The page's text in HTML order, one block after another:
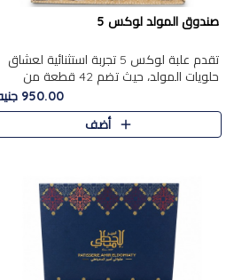
صندوق المولد لوكس 5
تقدم علبة لوكس 5 تجربة استثنائية لعشاق
حلويات المولد، حيث تضم 42 قطعة من
تشكيلة فاخرة تجمع بين أشهر الأصناف
التقليدية وأصناف مميزة مختارة بع..
950.00 جنيه
أضف